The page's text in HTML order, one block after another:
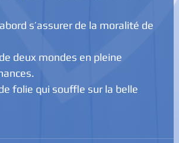
s’assurer de la moralité de
deux mondes en pleine
folie qui souffle sur la belle